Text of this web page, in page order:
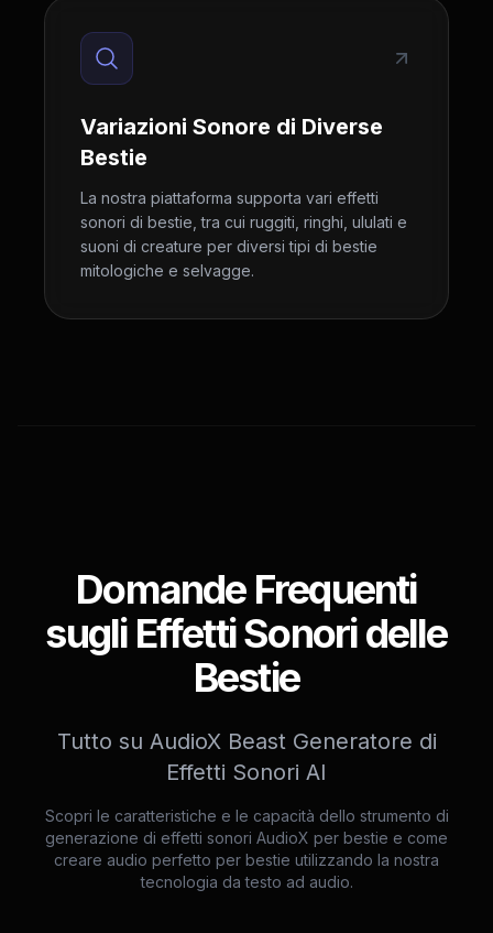
Variazioni Sonore di Diverse
Bestie
La nostra piattaforma supporta vari effetti
sonori di bestie, tra cui ruggiti, ringhi, ululati e
suoni di creature per diversi tipi di bestie
mitologiche e selvagge.
Domande Frequenti
sugli Effetti Sonori delle
Bestie
Tutto su AudioX Beast Generatore di
Effetti Sonori AI
Scopri le caratteristiche e le capacità dello strumento di
generazione di effetti sonori AudioX per bestie e come
creare audio perfetto per bestie utilizzando la nostra
tecnologia da testo ad audio.